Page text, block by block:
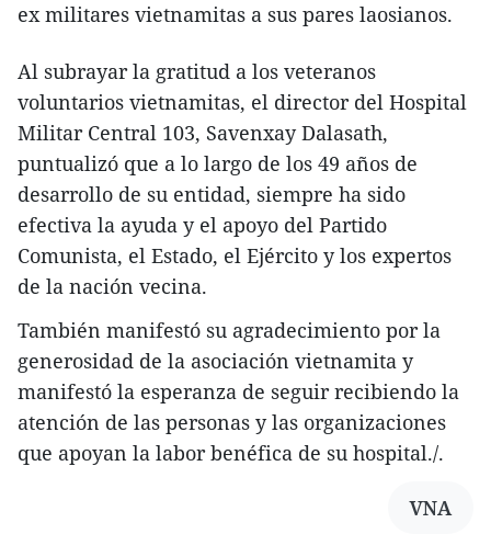
ex militares vietnamitas a sus pares laosianos.
Al subrayar la gratitud a los veteranos
voluntarios vietnamitas, el director del Hospital
Militar Central 103, Savenxay Dalasath,
puntualizó que a lo largo de los 49 años de
desarrollo de su entidad, siempre ha sido
efectiva la ayuda y el apoyo del Partido
Comunista, el Estado, el Ejército y los expertos
de la nación vecina.
También manifestó su agradecimiento por la
generosidad de la asociación vietnamita y
manifestó la esperanza de seguir recibiendo la
atención de las personas y las organizaciones
que apoyan la labor benéfica de su hospital./.
VNA